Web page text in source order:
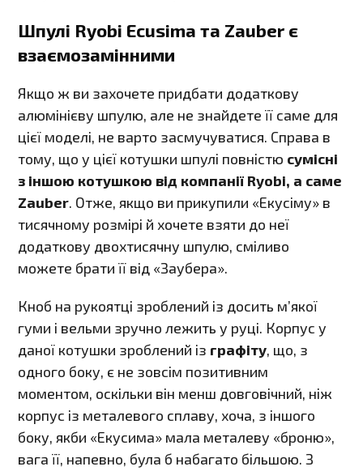
Шпулі Ryobi Ecusima та Zauber є
взаємозамінними
Якщо ж ви захочете придбати додаткову
алюмінієву шпулю, але не знайдете її саме для
цієї моделі, не варто засмучуватися. Справа в
тому, що у цієї котушки шпулі повністю сумісні
з іншою котушкою від компанії Ryobi, а саме
Zauber. Отже, якщо ви прикупили «Екусіму» в
тисячному розмірі й хочете взяти до неї
додаткову двохтисячну шпулю, сміливо
можете брати її від «Заубера».
Кноб на рукоятці зроблений із досить м’якої
гуми і вельми зручно лежить у руці. Корпус у
даної котушки зроблений із графіту, що, з
одного боку, є не зовсім позитивним
моментом, оскільки він менш довговічний, ніж
корпус із металевого сплаву, хоча, з іншого
боку, якби «Екусима» мала металеву «броню»,
вага її, напевно, була б набагато більшою. З